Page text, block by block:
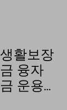
활보장
융자
운용…